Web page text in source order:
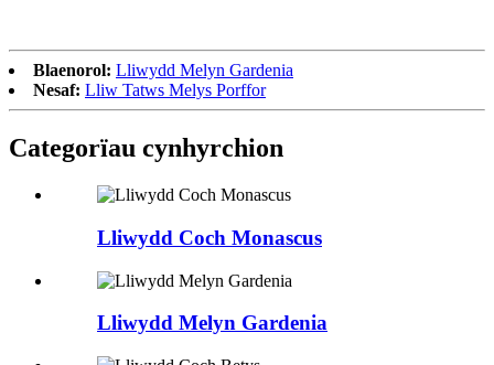
Blaenorol: Lliwydd Melyn Gardenia
Nesaf: Lliw Tatws Melys Porffor
Categorïau cynhyrchion
Lliwydd Coch Monascus
Lliwydd Melyn Gardenia